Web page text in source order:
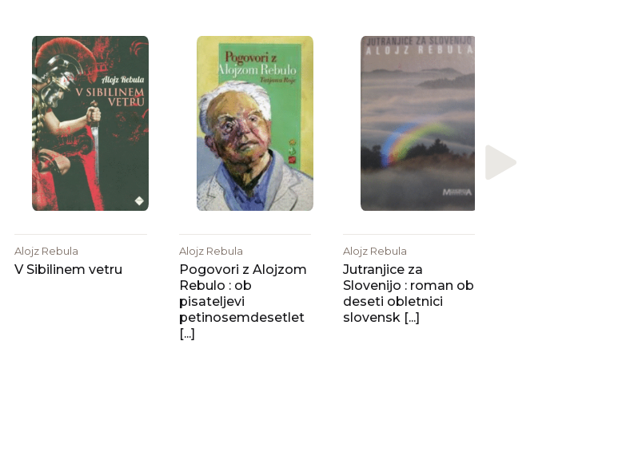
Alojz Rebula
V Sibilinem vetru
Alojz Rebula
Pogovori z Alojzom
Rebulo : ob
pisateljevi
petinosemdesetlet
[...]
Alojz Rebula
Jutranjice za
Slovenijo : roman ob
deseti obletnici
slovensk [...]